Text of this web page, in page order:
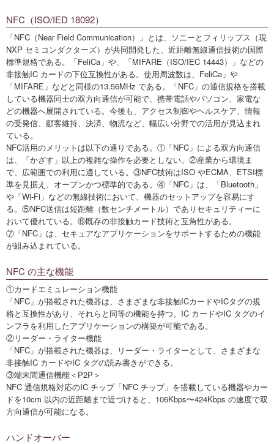
NFC（ISO/IED 18092）
「NFC（Near Field Communication）」とは、ソニーとフィリップス（現
NXP セミコンダクターズ）が共同開発した、近距離無線通信技術の国際
標準規格である。「FeliCa」や、「MIFARE（ISO/IEC 14443）」などの
非接触IC カードの下位互換性がある。使用周波数は、FeliCa」や
「MIFARE」などと同様の13.56MHz である。「NFC」の通信規格を搭載
している機器同士の双方向通信が可能で、携帯電話やパソコン、家電な
どの機器へ展開されている。今後も、アクセス制御やヘルスケア、情報
の受発信、顧客維持、決済、物流など、幅広い分野での活用が見込まれ
ている。
NFC活用のメリットは以下の通りである。①「NFC」による双方向通信
は、「かざす」以上の複雑な操作を必要としない。②産業から環境ま
で、広範囲での利用に適している。③NFC技術はISO やECMA、ETSI標
準を見据え、オープンかつ標準的である。④「NFC」は、「Bluetooth」
や「Wi-Fi」などの無線技術において、機器のセットアップを容易にす
る。⑤NFC送信は短距離（数センチメートル）でありセキュリティーに
おいて優れている。⑥既存の非接触カード技術と互角性がある。
⑦「NFC」は、セキュアなアプリケーションをサポートするための機能
が組み込まれている。
NFC の主な機能
①カードエミュレーション機能
「NFC」が搭載された機器は、さまざまな非接触ICカードやICタグの規
格と互換性があり、それらと同等の機能を持つ。IC カードやIC タグのイ
ンフラを利用したアプリケーションの構築が可能である。
②リーダー・ライター機能
「NFC」が搭載された機器は、リーダー・ライターとして、さまざまな
非接触IC カードやIC タグの読み書きができる。
③端末間通信機能＜P2P＞
NFC 通信規格対応のIC チップ「NFC チップ」を搭載している機器やカー
ドを10cm 以内の近距離まで近づけると、106Kbps〜424Kbps の速度で双
方向通信が可能になる。
ハンドオーバー